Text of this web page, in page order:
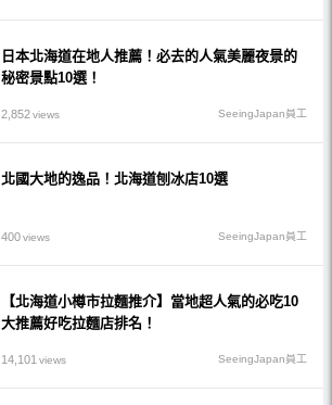
日本北海道在地人推薦！必去的人氣美麗夜景的
秘密景點10選！
2,852views SeeingJapan員工
北國大地的逸品！北海道刨冰店10選
400views SeeingJapan員工
【北海道小樽市拉麵推介】當地超人氣的必吃10
大推薦好吃拉麵店排名！
14,101views SeeingJapan員工